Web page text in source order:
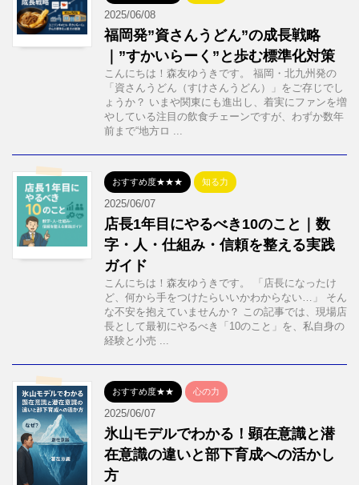
2025/06/08
福岡発”資さんうどん”の成長戦略
｜”すかいらーく”と歩む標準化対策
こんにちは！森友ゆうきです。 福岡・北九州発の
「資さんうどん（すけさんうどん）」をご存じでし
ょうか？ いまや関東にも進出し、着実にファンを増
やしている注目の飲食チェーンですが、わずか数年
前まで“地方ロ ...
おすすめ度★★★ 知る力
2025/06/07
店長1年目にやるべき10のこと｜数
字・人・仕組み・信頼を整える実践
ガイド
こんにちは！森友ゆうきです。 「店長になったけ
ど、何から手をつけたらいいかわからない…」 そん
な不安を抱えていませんか？ この記事では、現場店
長として最初にやるべき「10のこと」を、私自身の
経験と小売 ...
おすすめ度★★ 心の力
2025/06/07
氷山モデルでわかる！顕在意識と潜
在意識の違いと部下育成への活かし
方